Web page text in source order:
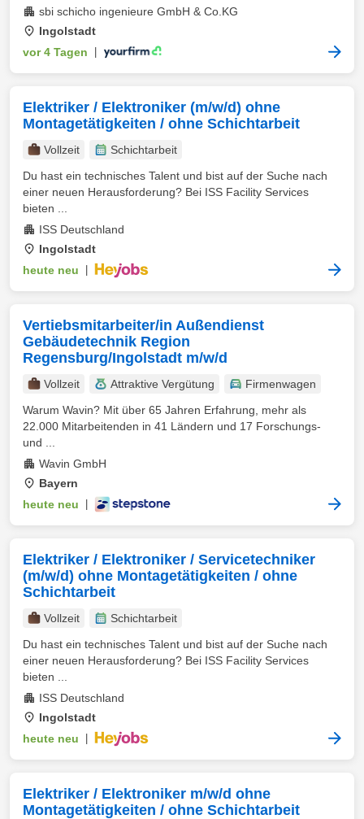
sbi schicho ingenieure GmbH & Co.KG
Ingolstadt
vor 4 Tagen
Elektriker / Elektroniker (m/w/d) ohne
Montagetätigkeiten / ohne Schichtarbeit
Vollzeit
Schichtarbeit
Du hast ein technisches Talent und bist auf der Suche nach
einer neuen Herausforderung? Bei ISS Facility Services
bieten ...
ISS Deutschland
Ingolstadt
heute neu
Vertiebsmitarbeiter/in Außendienst
Gebäudetechnik Region
Regensburg/Ingolstadt m/w/d
Vollzeit Attraktive Vergütung
Firmenwagen
Warum Wavin? Mit über 65 Jahren Erfahrung, mehr als
22.000 Mitarbeitenden in 41 Ländern und 17 Forschungs-
und ...
Wavin GmbH
Bayern
heute neu
Elektriker / Elektroniker / Servicetechniker
(m/w/d) ohne Montagetätigkeiten / ohne
Schichtarbeit
Vollzeit
Schichtarbeit
Du hast ein technisches Talent und bist auf der Suche nach
einer neuen Herausforderung? Bei ISS Facility Services
bieten ...
ISS Deutschland
Ingolstadt
heute neu
Elektriker / Elektroniker m/w/d ohne
Montagetätigkeiten / ohne Schichtarbeit